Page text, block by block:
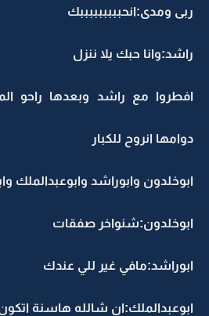
ربى ومدى:انحبببببببببك
راشد:وانا حبك يلا ننزل
افطروا مع راشد وبعدها راحو
دوامها انروح للكبار
ابوخلدون وابوراشد وابوعبدالملك
ابوخلدون:شنواخر صفقات
ابوراشد:مافي غير للي عندك
ابوعبدالملك:ان شالله هاسنة اتكون